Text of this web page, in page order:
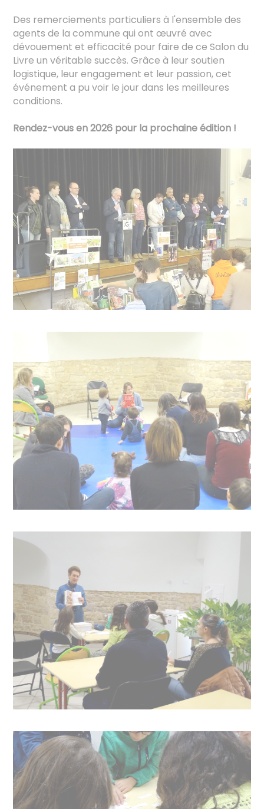
Des remerciements particuliers à l'ensemble des
agents de la commune qui ont œuvré avec
dévouement et efficacité pour faire de ce Salon du
Livre un véritable succès. Grâce à leur soutien
logistique, leur engagement et leur passion, cet
événement a pu voir le jour dans les meilleures
conditions.
Rendez-vous en 2026 pour la prochaine édition !